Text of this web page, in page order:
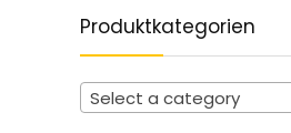
Produktkategorien
Select a category